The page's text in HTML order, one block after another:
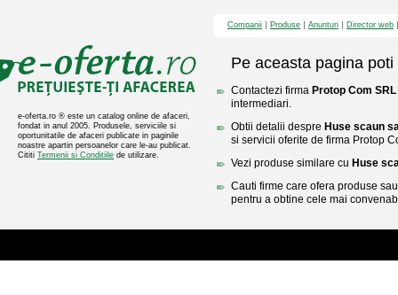
e-oferta.ro ® este un catalog online de afaceri,
fondat in anul 2005. Produsele, serviciile si
oportunitatile de afaceri publicate in paginile
noastre apartin persoanelor care le-au publicat.
Cititi Termenii si Conditiile de utilizare.
Companii Produse Anunturi Director web
Pe aceasta pagina poti
Contactezi firma Protop Com SRL
intermediari.
Obtii detalii despre Huse scaun
si servicii oferite de firma Protop
Vezi produse similare cu Huse
Cauti firme care ofera produse
pentru a obtine cele mai